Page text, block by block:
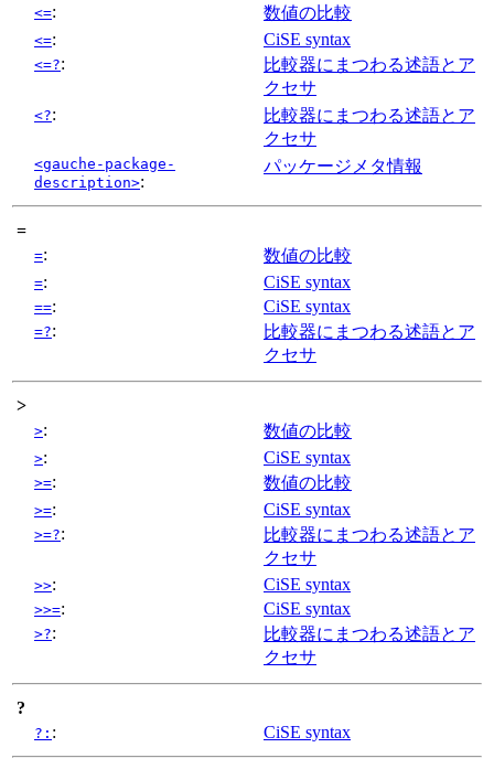
<=: 数値の比較
<=: CiSE syntax
<=?:
比較器にまつわる述語とア
クセサ
<?:
比較器にまつわる述語とア
クセサ
<gauche-package-
description>:
パッケージメタ情報
=
=: 数値の比較
=: CiSE syntax
==: CiSE syntax
=?:
比較器にまつわる述語とア
クセサ
>
>: 数値の比較
>: CiSE syntax
>=: 数値の比較
>=: CiSE syntax
>=?:
比較器にまつわる述語とア
クセサ
>>: CiSE syntax
>>=: CiSE syntax
>?:
比較器にまつわる述語とア
クセサ
?
?: : CiSE syntax